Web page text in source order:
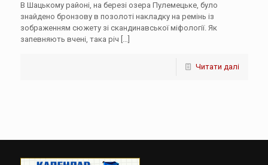
В Шацькому районі, на березі озера Пулемецьке, було
знайдено бронзову в позолоті накладку на ремінь із
зображенням сюжету зі скандинавської міфології. Як
запевняють вчені, така річ […]
Читати далі